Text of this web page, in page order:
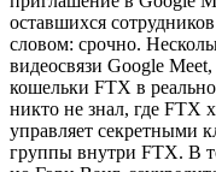
оставшихся
словом: срочно.
видеосвязи Google
кошельки FTX в
никто не знал, где FTX
управляет секретными
группы внутри FTX. В